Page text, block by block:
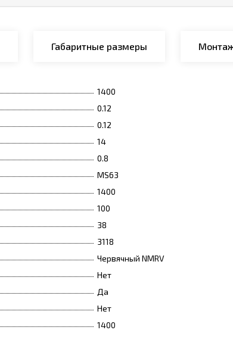
Габаритные размеры
1400
0.12
0.12
14
0.8
MS63
1400
100
38
3118
Червячный NMRV
Нет
Да
Нет
1400